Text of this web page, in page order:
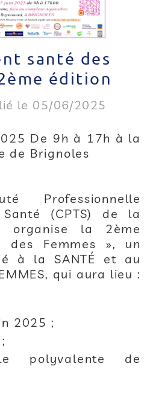
santé des
édition
le 05/06/2025
De 9h à 17h à la
de Brignoles
Professionnelle
(CPTS) de la
organise la 2ème
des Femmes », un
à la SANTÉ et au
qui aura lieu :
2025 ;
polyvalente de